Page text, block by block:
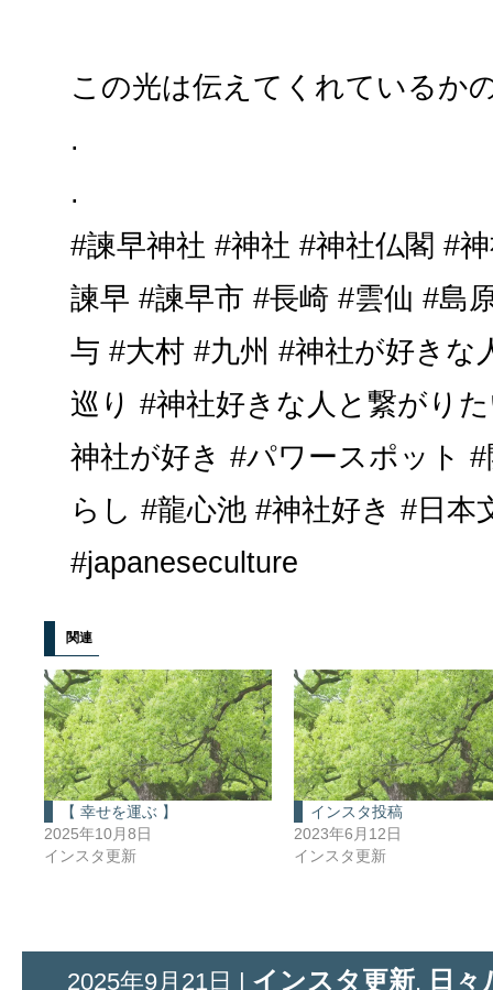
この光は伝えてくれているか
.
.
#諫早神社 #神社 #神社仏閣 #
諫早 #諫早市 #長崎 #雲仙 #島
与 #大村 #九州 #神社が好きな
巡り #神社好きな人と繋がり
神社が好き #パワースポット
らし #龍心池 #神社好き #日本
#japaneseculture
関連
【 幸せを運ぶ 】
2025年10月8日
インスタ更新
インスタ投稿
2023年6月12日
インスタ更新
2025年9月21日 | インスタ更新, 日々